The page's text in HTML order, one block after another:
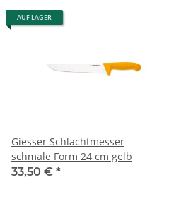
AUF LAGER
Giesser Schlachtmesser
schmale Form 24 cm gelb
33,50 € *